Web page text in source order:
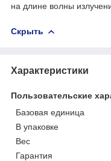
на длине волны
Скрыть
Характеристики
Пользовательские
Базовая единица
В упаковке
Вес
Гарантия